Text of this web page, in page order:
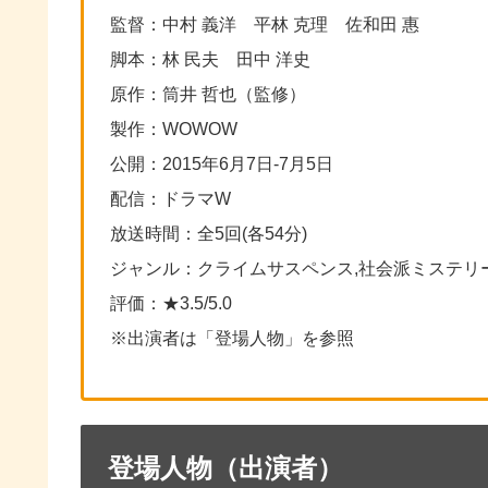
監督：中村 義洋 平林 克理 佐和田 惠
脚本：林 民夫 田中 洋史
原作：筒井 哲也（監修）
製作：WOWOW
公開：2015年6月7日-7月5日
配信：ドラマW
放送時間：全5回(各54分)
ジャンル：クライムサスペンス,社会派ミステリ
評価：★3.5/5.0
※出演者は「登場人物」を参照
登場人物（出演者）